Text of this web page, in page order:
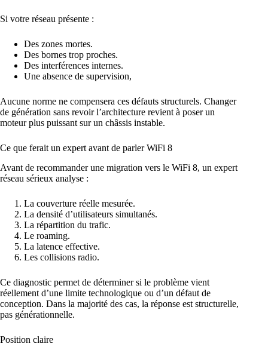
Si votre réseau présente :
Des zones mortes.
Des bornes trop proches.
Des interférences internes.
Une absence de supervision,
Aucune norme ne compensera ces défauts structurels. Changer
de génération sans revoir l’architecture revient à poser un
moteur plus puissant sur un châssis instable.
Ce que ferait un expert avant de parler WiFi 8
Avant de recommander une migration vers le WiFi 8, un expert
réseau sérieux analyse :
La couverture réelle mesurée.
La densité d’utilisateurs simultanés.
La répartition du trafic.
Le roaming.
La latence effective.
Les collisions radio.
Ce diagnostic permet de déterminer si le problème vient
réellement d’une limite technologique ou d’un défaut de
conception. Dans la majorité des cas, la réponse est structurelle,
pas générationnelle.
Position claire